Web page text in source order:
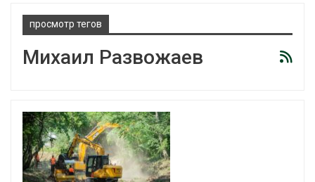
просмотр тегов
Михаил Развожаев